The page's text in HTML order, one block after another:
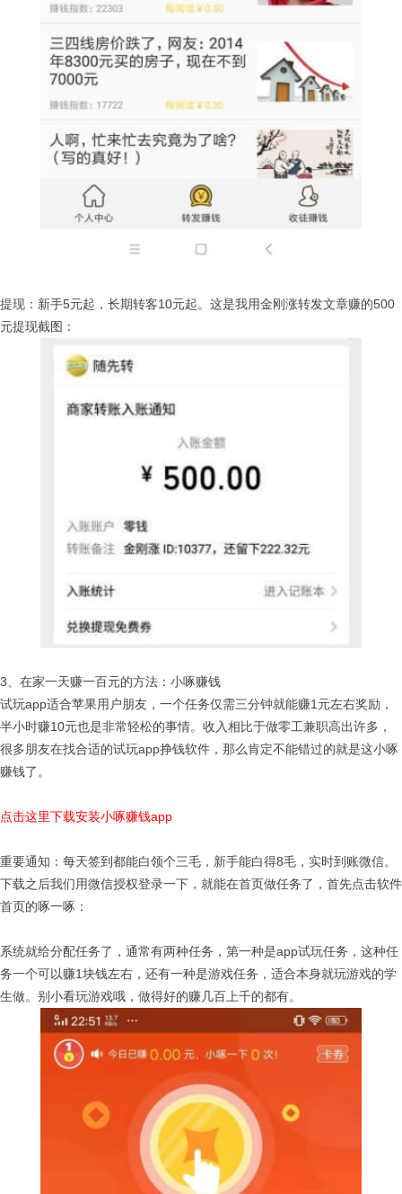
提现：新手5元起，长期转客10元起。这是我用金刚涨转发文章赚的500
元提现截图：
3、在家一天赚一百元的方法：小啄赚钱
试玩app适合苹果用户朋友，一个任务仅需三分钟就能赚1元左右奖励，
半小时赚10元也是非常轻松的事情。收入相比于做零工兼职高出许多，
很多朋友在找合适的试玩app挣钱软件，那么肯定不能错过的就是这小啄
赚钱了。
点击这里下载安装小啄赚钱app
重要通知：每天签到都能白领个三毛，新手能白得8毛，实时到账微信。
下载之后我们用微信授权登录一下，就能在首页做任务了，首先点击软件
首页的啄一啄：
系统就给分配任务了，通常有两种任务，第一种是app试玩任务，这种任
务一个可以赚1块钱左右，还有一种是游戏任务，适合本身就玩游戏的学
生做。别小看玩游戏哦，做得好的赚几百上千的都有。